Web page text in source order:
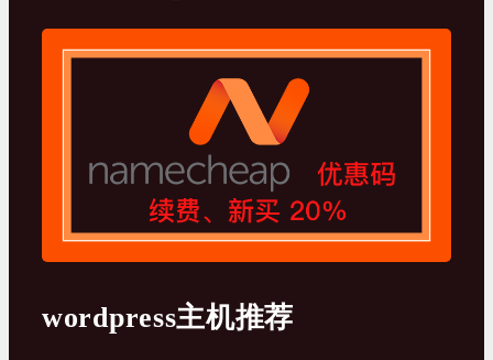
wordpress主机推荐